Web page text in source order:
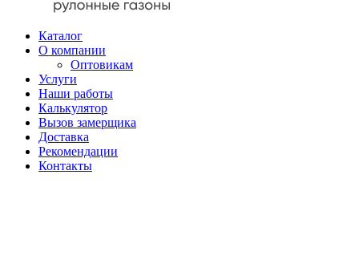
Каталог
О компании
Оптовикам
Услуги
Наши работы
Калькулятор
Вызов замерщика
Доставка
Рекомендации
Контакты